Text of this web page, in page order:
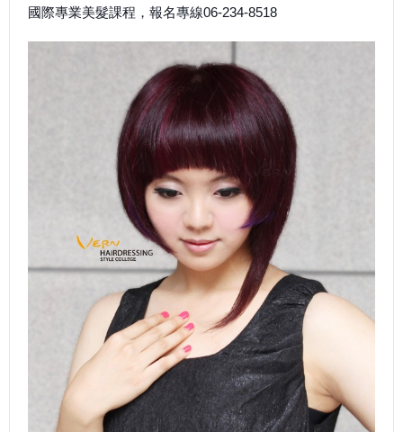
國際專業美髮課程，報名專線06-234-8518